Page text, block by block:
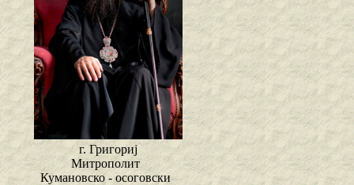
г. Григориј
Митрополит
Кумановско - осоговски